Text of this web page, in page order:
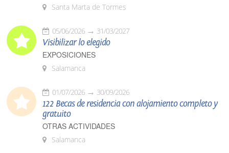
Santa Marta de Tormes
05/06/2026 31/03/2027
Visibilizar lo elegido
EXPOSICIONES
Salamanca
01/07/2026 30/09/2026
122 Becas de residencia con alojamiento completo y
gratuito
OTRAS ACTIVIDADES
Salamanca